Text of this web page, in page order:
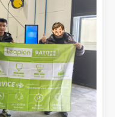
으로 현대 제조에 혁명을